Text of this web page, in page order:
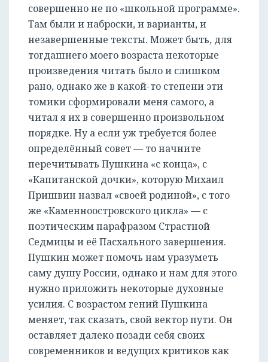
совершенно не по «школьной программе».
Там были и наброски, и варианты, и
незавершенные тексты. Может быть, для
тогдашнего моего возраста некоторые
произведения читать было и слишком
рано, однако же в какой-то степени эти
томики сформировали меня самого, а
читал я их в совершенно произвольном
порядке. Ну а если уж требуется более
определённый совет — то начните
перечитывать Пушкина «с конца», с
«Капитанской дочки», которую Михаил
Пришвин назвал «своей родиной», с того
же «Каменноостровского цикла» — с
поэтическим парафразом Страстной
Седмицы и её Пасхального завершения.
Пушкин может помочь нам уразуметь
саму душу России, однако и нам для этого
нужно приложить некоторые духовные
усилия. С возрастом гений Пушкина
меняет, так сказать, свой вектор пути. Он
оставляет далеко позади себя своих
современников и ведущих критиков как